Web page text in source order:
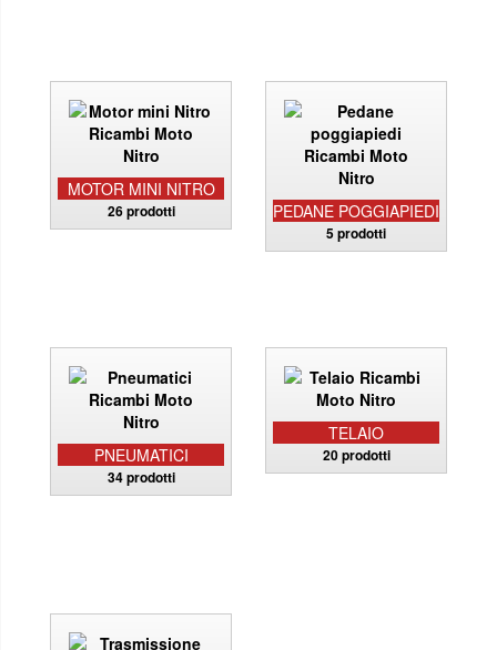
MOTOR MINI NITRO
26 prodotti PEDANE POGGIAPIEDI
5 prodotti
PNEUMATICI
34 prodotti
TELAIO
20 prodotti